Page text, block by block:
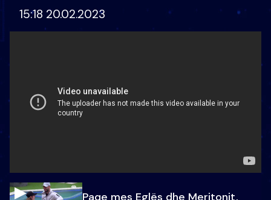
15:18 20.02.2023
Paqe mes Eglës dhe Meritonit,